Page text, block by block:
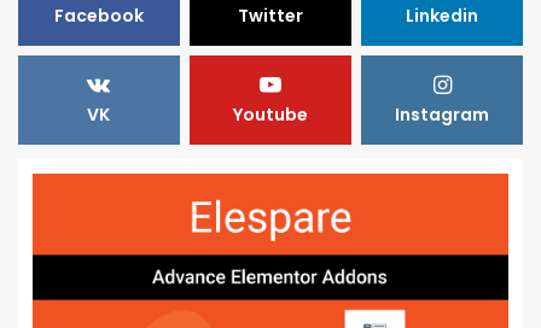
Facebook Twitter Linkedin
VK Youtube Instagram